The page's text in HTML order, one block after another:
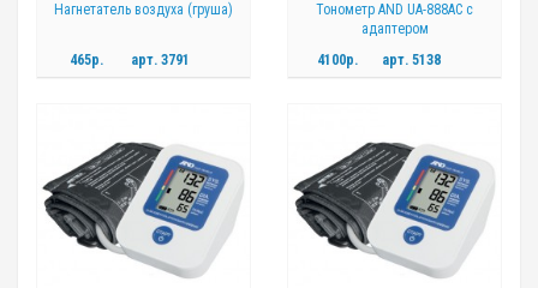
Нагнетатель воздуха (груша)
465р. арт. 3791
Тонометр AND UA-888AC с
адаптером
4100р.
арт. 5138